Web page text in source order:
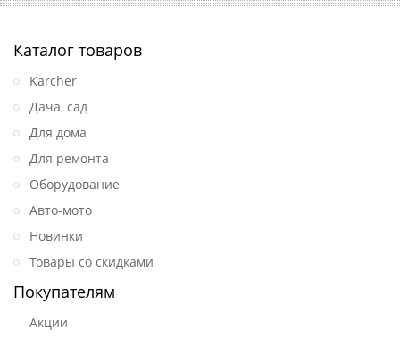
Каталог товаров
Karcher
Дача, сад
Для дома
Для ремонта
Оборудование
Авто-мото
Новинки
Товары со скидками
Покупателям
Акции